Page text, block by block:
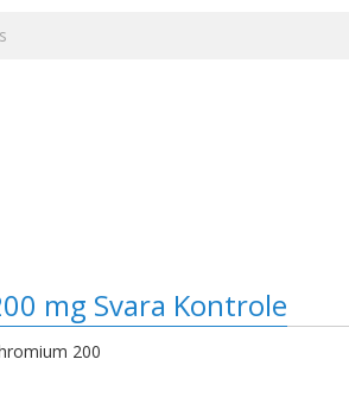
mg Svara Kontrole
200